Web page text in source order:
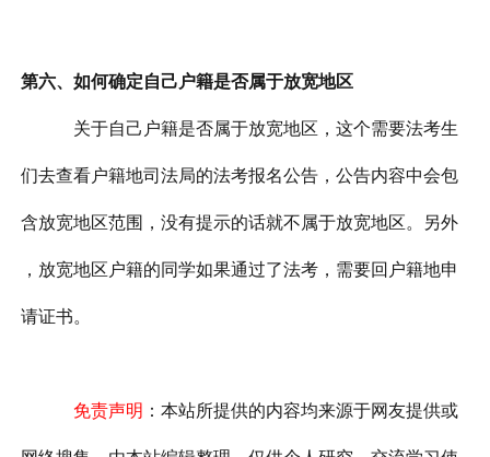
第六、如何确定自己户籍是否属于放宽地区
关于自己户籍是否属于放宽地区，这个需要法考生
们去查看户籍地司法局的法考报名公告，公告内容中会包
含放宽地区范围，没有提示的话就不属于放宽地区。另外
，放宽地区户籍的同学如果通过了法考，需要回户籍地申
请证书。
免责声明 ：本站所提供的内容均来源于网友提供或